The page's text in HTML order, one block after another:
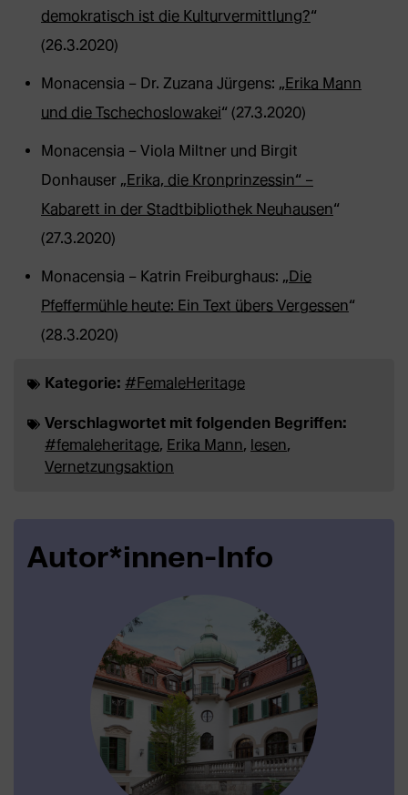
demokratisch ist die Kulturvermittlung?“
(26.3.2020)
Monacensia – Dr. Zuzana Jürgens: „Erika Mann
und die Tschechoslowakei“ (27.3.2020)
Monacensia – Viola Miltner und Birgit
Donhauser „Erika, die Kronprinzessin“ –
Kabarett in der Stadtbibliothek Neuhausen“
(27.3.2020)
Monacensia – Katrin Freiburghaus: „Die
Pfeffermühle heute: Ein Text übers Vergessen“
(28.3.2020)
Kategorie: #FemaleHeritage
Verschlagwortet mit folgenden Begriffen:
#femaleheritage, Erika Mann, lesen,
Vernetzungsaktion
Autor*innen-Info